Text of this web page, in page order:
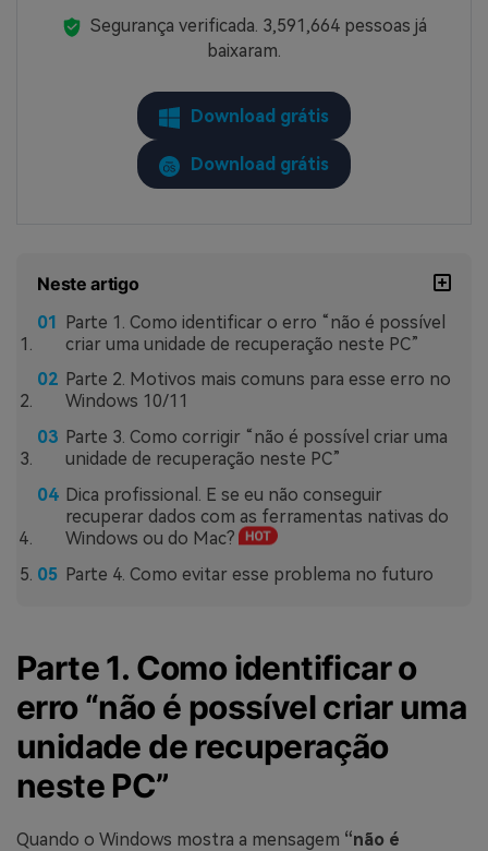
Segurança verificada. 3,591,664pessoas já
baixaram.
Download grátis
Download grátis
Neste artigo
Parte 1. Como identificar o erro “não é possível
criar uma unidade de recuperação neste PC”
Parte 2. Motivos mais comuns para esse erro no
Windows 10/11
Parte 3. Como corrigir “não é possível criar uma
unidade de recuperação neste PC”
Dica profissional. E se eu não conseguir
recuperar dados com as ferramentas nativas do
Windows ou do Mac?
Parte 4. Como evitar esse problema no futuro
Parte 1. Como identificar o
erro “não é possível criar uma
unidade de recuperação
neste PC”
Quando o Windows mostra a mensagem “não é